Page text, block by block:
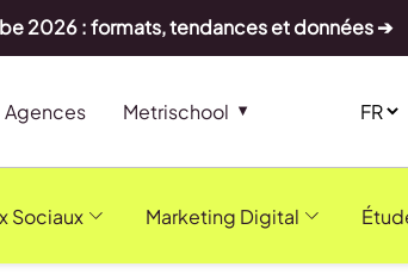
2026 : formats, tendances et données ➔
Agences Metrischool
Sociaux Marketing Digital